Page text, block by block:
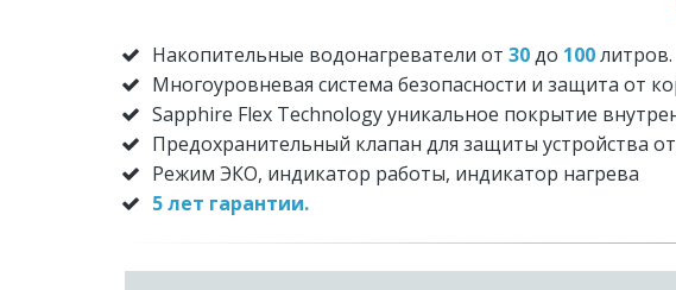
Накопительные водонагреватели от 30 до 100 литров.
Многоуровневая система безопасности и защита от
Sapphire Flex Technology уникальное покрытие
Предохранительный клапан для защиты устройства
Режим ЭКО, индикатор работы, индикатор нагрева
5 лет гарантии.